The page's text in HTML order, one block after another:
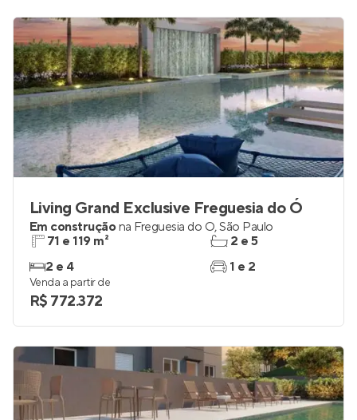
Living Grand Exclusive Freguesia do Ó
Em construçãona Freguesia do Ó,São Paulo
71 e 119 m²
2 e 4
2 e 5
1 e 2
Venda a partir de
R$ 772.372